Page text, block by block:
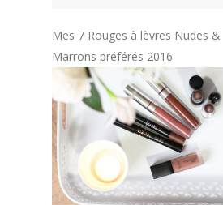
Mes 7 Rouges à lèvres Nudes &
Marrons préférés 2016